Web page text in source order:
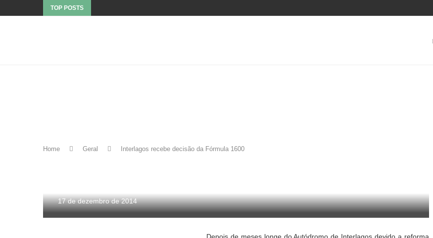
TOP POSTS
Home Geral Interlagos recebe decisão da Fórmula 1600
17 de dezembro de 2014